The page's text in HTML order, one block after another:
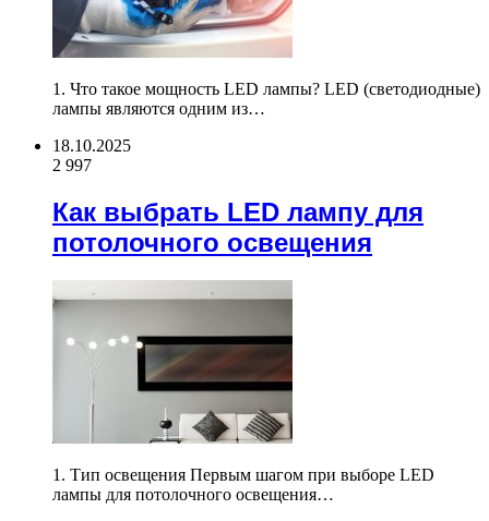
1. Что такое мощность LED лампы? LED (светодиодные)
лампы являются одним из…
18.10.2025
2 997
Как выбрать LED лампу для
потолочного освещения
1. Тип освещения Первым шагом при выборе LED
лампы для потолочного освещения…